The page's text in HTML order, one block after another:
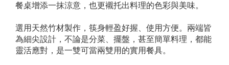
餐桌增添一抹涼意，也更襯托出料理的色彩與美味。
選用天然竹材製作，筷身輕盈好握、使用方便。兩端皆
為細尖設計，不論是分菜、擺盤，甚至簡單料理，都能
靈活應對，是一雙可當兩雙用的實用餐具。